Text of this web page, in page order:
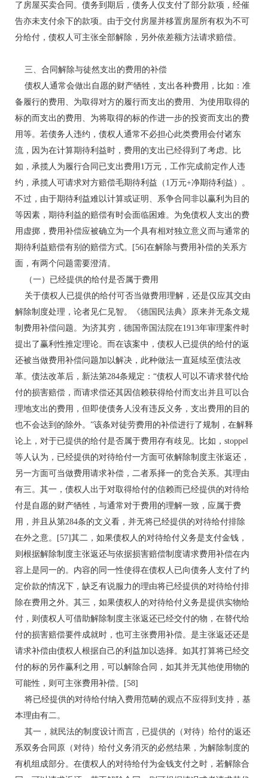
了房屋买卖合同。债务到期后，债务人仅支付了部分款项，经催
告亦未支付余下的款项。由于交付房屋并移置房屋所有权为不可
分给付，债权人可主张全部解除，另外依差额方法请求赔偿。
三、合同解除与徒然支出的费用的补偿
债权人通常会做出自愿的财产牺牲，支出各种费用，比如：准
备履行的费用、为取得对方的履行而支出的费用、为使用取得的
标的而支出的费用、为将取得的标的作进一步的投资而支出的费
用等。若债务人违约，债权人通常不必担心此类费用会付诸东
流，因为在计算期待利益时，费用的支出已经得到了考虑。比
如，承揽人为履行合同已支出费用1万元，工作完成前定作人违
约，承揽人可请求对方赔偿毛期待利益（1万元+净期待利益）。
不过，由于期待利益难以计算或证明、系争合同非以赢利为目的
等因素，期待利益的赔偿有时会面临困难。为免债权人支出的费
用虚掷，费用补偿应被确立为一个具有相对独立意义而与通常的
期待利益赔偿有别的赔偿方式。[56]在解除与费用补偿的关系方
面，有两个问题需要澄清。
（一）已经提供的给付是否属于费用
关于债权人已提供的给付可否当做费用理解，还是仅应其交由
解除制度处理，论者见仁见智。《德国民法典》原来并无条文规
制费用补偿问题。为济其穷，德国帝国法院在1913年审理案件时
提出了赢利性推定理论。而在该案中，债权人已提供的给付的返
还被当做费用补偿问题加以解决，此种做法一直延续至债法改
革。债法改革后，新法第284条规定：“债权人可以不请求替代给
付的损害赔偿，而请求偿还其因信赖获得给付而支出并且可以合
理地支出的费用，但即使债务人没有违反义务，支出费用的目的
也不会达到的除外。”该条对徒劳费用的补偿进行了规制，在解释
论上，对于已提供的给付是否属于费用存有歧见。比如，stoppel
等人认为，已经提供的对待给付一方面可依解除制度主张返还，
另一方面可当做费用请求补偿，二者系择一的竞合关系。其理由
有三。其一，债权人出于对取得给付的信赖而已经提供的对待给
付是自愿的财产牺牲，与通常对于费用的理解一致，应属于费
用，并且从第284条的文义看，并无将已经提供的对待给付排除
在外之意。[57]其二，如果债权人的对待给付义务是支付金钱，
则根据解除制度主张返还与依据损害赔偿制度请求费用补偿在内
容上是同一的。内容的同一性使得在债权人已向债务人支付了约
定价款的情况下，缺乏有说服力的理由将已经提供的对待给付排
除在费用之外。其三，如果债权人的对待给付义务是提供实物给
付，则债权人可借助解除制度主张返还已经交付的物，在替代给
付的损害赔偿要件成就时，也可主张费用补偿。是主张返还还是
请求补偿由债权人根据自己的利益加以选择。如其打算将已经交
付的标的另作赢利之用，可以解除合同，如其并无其他使用物的
可能性，则可主张费用补偿。[58]
将已经提供的对待给付纳入费用范畴的观点不应得到支持，基
本理由有二。
其一，就民法的制度设计而言，已提供的（对待）给付的返还
系双务合同原（对待）给付义务消灭的必然结果，为解除制度的
有机组成部分。在债权人的对待给付为金钱支付之时，若解除合